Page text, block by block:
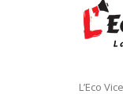
L’Eco